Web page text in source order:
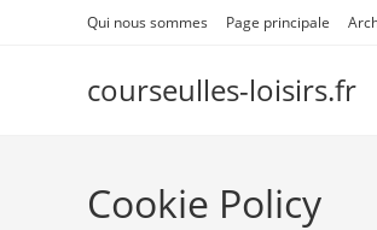
Qui nous sommes Page principale
courseulles-loisirs.fr
Cookie Policy